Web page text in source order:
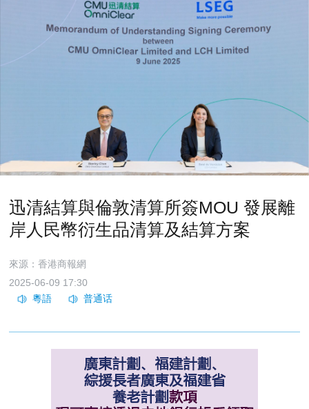
迅清結算與倫敦清算所簽MOU 發展離
岸人民幣衍生品清算及結算方案
來源：香港商報網
2025-06-09 17:30